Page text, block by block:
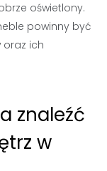
oświetlony.
powinny być
oraz ich
znaleźć
w